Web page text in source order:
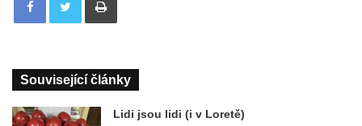
Související články
Lidi jsou lidi (i v Loretě)